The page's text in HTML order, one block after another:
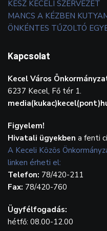
KÉSZ KECELI SZERVEZET
MANCS A KÉZBEN
ÖNKÉNTES TŰZOLTÓ
Kapcsolat
Kecel Város
6237 Kecel, Fő tér 1.
Figyelem!
Hivatali ügyekben a fenti
A Keceli Közös
linken érheti el:
Telefon: 78/420-211
Fax: 78/420-760
Ügyfélfogadás:
hétfő: 08.00-12.00